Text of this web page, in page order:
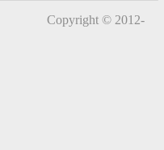
Copyright © 2012-